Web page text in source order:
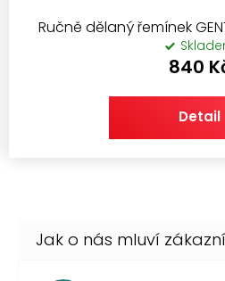
Ručně dělaný řemínek
840
Detail